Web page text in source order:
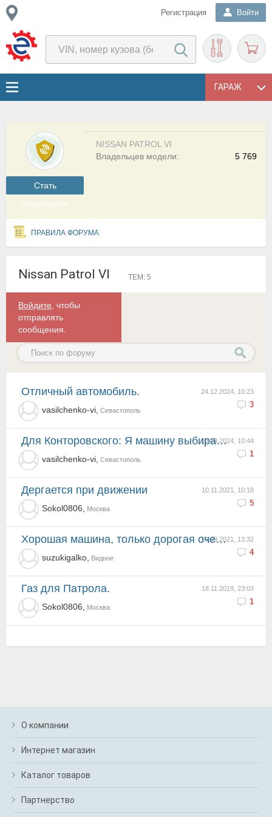
Регистрация Войти
ГАРАЖ
Cтать
участником
NISSAN PATROL VI
5 769
Владельцев модели:
ПРАВИЛА ФОРУМА
Nissan Patrol VI ТЕМ: 5
Войдите , чтобы
отправлять
сообщения.
24.12.2024, 10:23
3
Отличный автомобиль.
vasilchenko-vi, Севастополь
19.09.2024, 10:44
1
Для Конторовского: Я машину выбираю, как женщину, чтобы дух захватывало, и это, обычно, дорого стоит...
vasilchenko-vi, Севастополь
10.11.2021, 10:18
5
Дергается при движении
Sokol0806, Москва
19.09.2021, 13:32
4
хорошая машина, только дорогая очень! много внутри чем пользуешься только один раз чтоб попробовать ...
suzukigalko, Видное
18.11.2019, 23:03
1
Газ для Патрола.
Sokol0806, Москва
О компании
Интернет магазин
Каталог товаров
Партнерство